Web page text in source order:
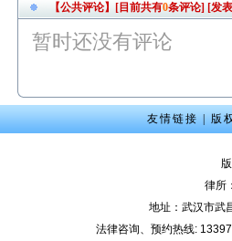
【公共评论】[目前共有0条评论] [发
暂时还没有评论
友情链接|版
律所
地址：武汉市武
法律咨询、预约热线: